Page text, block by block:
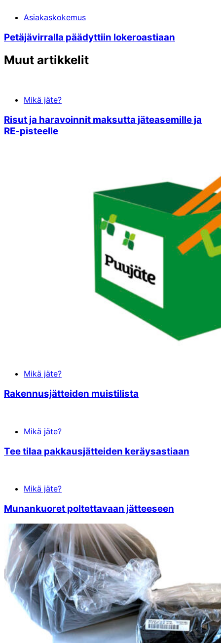
Asiakaskokemus
Petäjä­vir­ral­la pää­dyt­tiin lo­ke­ro­asti­aan
Muut artikkelit
Mikä jäte?
Ri­sut ja ha­ra­voin­nit mak­sut­ta jä­te­ase­mil­le ja
RE-pis­teel­le
Mikä jäte?
Rakennusjätteiden muistilista
Mikä jäte?
Tee tilaa pakkausjätteiden keräysastiaan
Mikä jäte?
Mu­nan­kuo­ret pol­tet­ta­vaan jät­tee­seen